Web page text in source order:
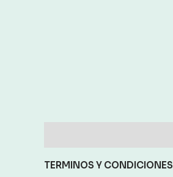
TERMINOS Y CONDICIONES